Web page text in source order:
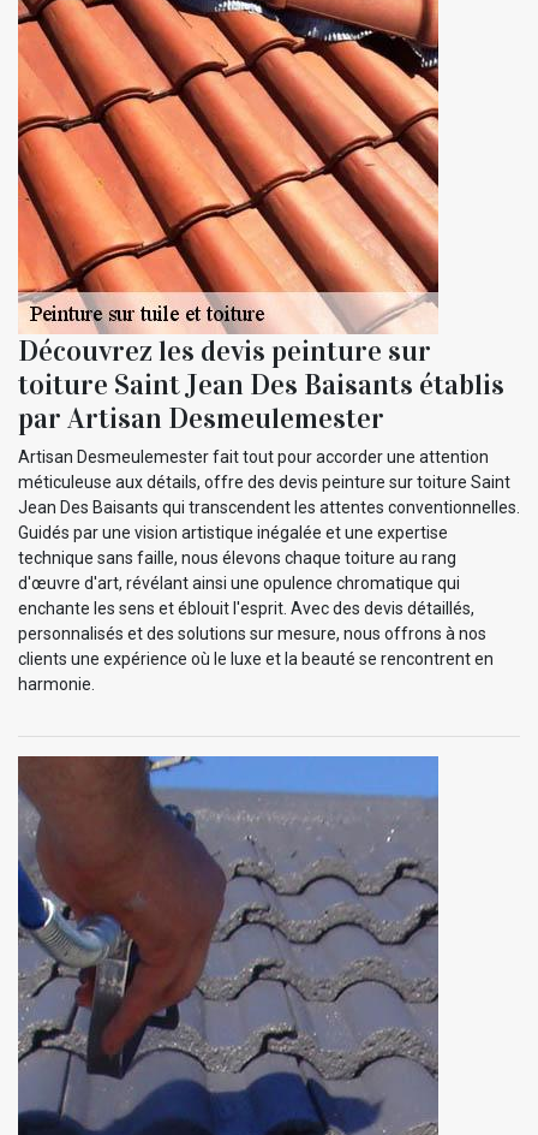
Découvrez les devis peinture sur
toiture Saint Jean Des Baisants établis
par Artisan Desmeulemester
Artisan Desmeulemester fait tout pour accorder une attention
méticuleuse aux détails, offre des devis peinture sur toiture Saint
Jean Des Baisants qui transcendent les attentes conventionnelles.
Guidés par une vision artistique inégalée et une expertise
technique sans faille, nous élevons chaque toiture au rang
d'œuvre d'art, révélant ainsi une opulence chromatique qui
enchante les sens et éblouit l'esprit. Avec des devis détaillés,
personnalisés et des solutions sur mesure, nous offrons à nos
clients une expérience où le luxe et la beauté se rencontrent en
harmonie.